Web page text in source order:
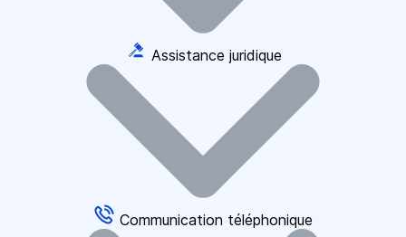
Assistance juridique
Communication téléphonique